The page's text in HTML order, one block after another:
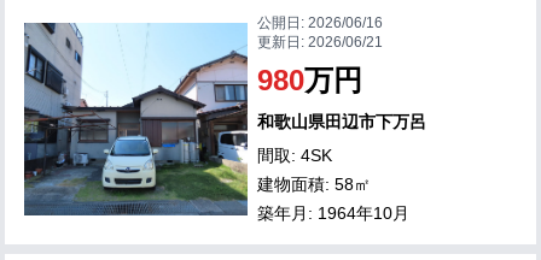
公開日:2026/06/16
更新日:2026/06/21
980万円
和歌山県田辺市下万呂
間取: 4SK
建物面積: 58㎡
築年月: 1964年10月